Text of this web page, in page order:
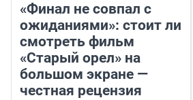
«Финал не совпал с
ожиданиями»: стоит ли
смотреть фильм
«Старый орел» на
большом экране —
честная рецензия